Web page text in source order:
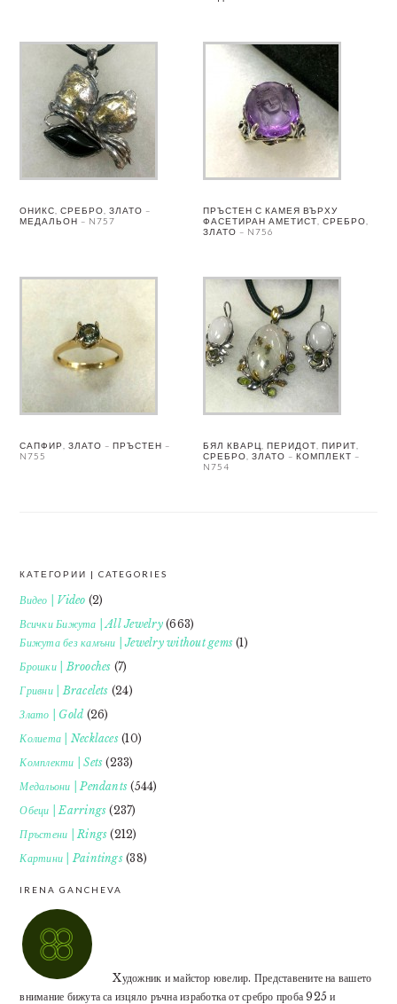
ОНИКС, СРЕБРО, ЗЛАТО –
МЕДАЛЬОН – N757
ПРЪСТЕН С КАМЕЯ ВЪРХУ
ФАСЕТИРАН АМЕТИСТ, СРЕБРО,
ЗЛАТО – N756
САПФИР, ЗЛАТО – ПРЪСТЕН –
N755
БЯЛ КВАРЦ, ПЕРИДОТ, ПИРИТ,
СРЕБРО, ЗЛАТО – КОМПЛЕКТ –
N754
FOOTER
КАТЕГОРИИ | CATEGORIES
Видео | Video (2)
Всички Бижута | All Jewelry(663)
Бижута без камъни | Jewelry without gems (1)
Брошки | Brooches (7)
Гривни | Bracelets (24)
Злато | Gold (26)
Колиета | Necklaces(10)
Комплекти | Sets (233)
Медальони | Pendants (544)
Обеци | Earrings (237)
Пръстени | Rings (212)
Картини | Paintings(38)
IRENA GANCHEVA
Xудожник и майстор ювелир. Представените на вашето
внимание бижута са изцяло ръчна изработка от сребро проба 925 и